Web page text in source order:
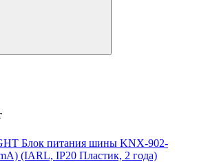
Блок питания шины KNX-902-
(IARL, IP20 Пластик, 2 года)